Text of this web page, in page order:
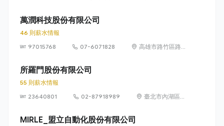
萬潤科技股份有限公司
46 則薪水情報
97015768
07-6071828
高雄市路竹區路科
所羅門股份有限公司
55 則薪水情報
23640801
02-87918989
臺北市內湖區行
MIRLE_盟立自動化股份有限公司